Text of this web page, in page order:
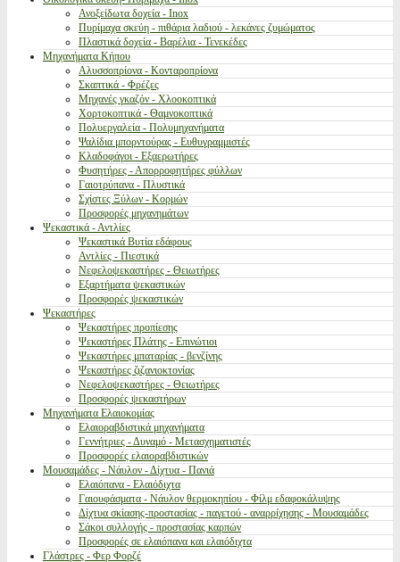
Ανοξείδωτα δοχεία - Inox
Πυρίμαχα σκεύη - πιθάρια λαδιού - λεκάνες ζυμώματος
Πλαστικά δοχεία - Βαρέλια - Τενεκέδες
Μηχανήματα Κήπου
Αλυσσοπρίονα - Κονταροπρίονα
Σκαπτικά - Φρέζες
Μηχανές γκαζόν - Χλοοκοπτικά
Χορτοκοπτικά - Θαμνοκοπτικά
Πολυεργαλεία - Πολυμηχανήματα
Ψαλίδια μπορντούρας - Ευθυγραμμιστές
Κλαδοφάγοι - Εξαερωτήρες
Φυσητήρες - Απορροφητήρες φύλλων
Γαιοτρύπανα - Πλυστικά
Σχίστες Ξύλων - Κορμών
Προσφορές μηχανημάτων
Ψεκαστικά - Αντλίες
Ψεκαστικά Βυτία εδάφους
Αντλίες - Πιεστικά
Νεφελοψεκαστήρες - Θειωτήρες
Εξαρτήματα ψεκαστικών
Προσφορές ψεκαστικών
Ψεκαστήρες
Ψεκαστήρες προπίεσης
Ψεκαστήρες Πλάτης - Επινώτιοι
Ψεκαστήρες μπαταρίας - βενζίνης
Ψεκαστήρες ζιζανιοκτονίας
Νεφελοψεκαστήρες - Θειωτήρες
Προσφορές ψεκαστήρων
Μηχανήματα Ελαιοκομίας
Ελαιοραβδιστικά μηχανήματα
Γεννήτριες - Δυναμό - Μετασχηματιστές
Προσφορές ελαιοραβδιστικών
Μουσαμάδες - Νάυλον - Δίχτυα - Πανιά
Ελαιόπανα - Ελαιόδιχτα
Γαιουφάσματα - Νάυλον θερμοκηπίου - Φίλμ εδαφοκάλυψης
Δίχτυα σκίασης-προστασίας - παγετού - αναρρίχησης - Μουσαμάδες
Σάκοι συλλογής - προστασίας καρπών
Προσφορές σε ελαιόπανα και ελαιόδιχτα
Γλάστρες - Φερ Φορζέ